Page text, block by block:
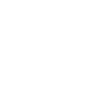
Twitter)
email